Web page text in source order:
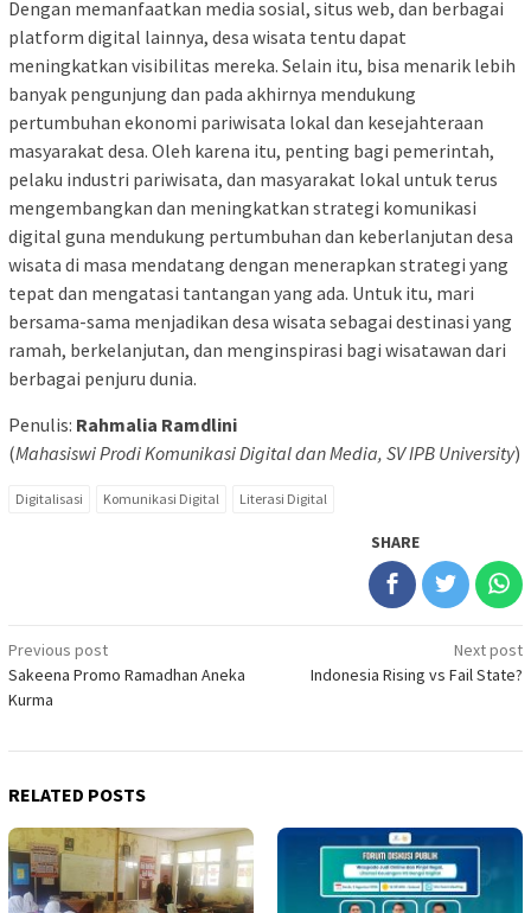
Dengan memanfaatkan media sosial, situs web, dan berbagai
platform digital lainnya, desa wisata tentu dapat
meningkatkan visibilitas mereka. Selain itu, bisa menarik lebih
banyak pengunjung dan pada akhirnya mendukung
pertumbuhan ekonomi pariwisata lokal dan kesejahteraan
masyarakat desa. Oleh karena itu, penting bagi pemerintah,
pelaku industri pariwisata, dan masyarakat lokal untuk terus
mengembangkan dan meningkatkan strategi komunikasi
digital guna mendukung pertumbuhan dan keberlanjutan desa
wisata di masa mendatang dengan menerapkan strategi yang
tepat dan mengatasi tantangan yang ada. Untuk itu, mari
bersama-sama menjadikan desa wisata sebagai destinasi yang
ramah, berkelanjutan, dan menginspirasi bagi wisatawan dari
berbagai penjuru dunia.
Penulis: Rahmalia Ramdlini
(Mahasiswi Prodi Komunikasi Digital dan Media, SV IPB University)
Digitalisasi Komunikasi Digital Literasi Digital
SHARE
Post
navigation
Previous post
Sakeena Promo Ramadhan Aneka
Kurma
Next post
Indonesia Rising vs Fail State?
RELATED POSTS